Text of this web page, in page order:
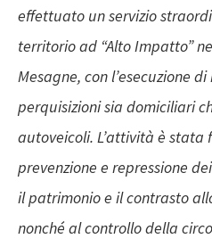
effettuato un servizio
territorio ad “Alto Impatto”
Mesagne, con l’esecuzione
perquisizioni sia domiciliari
autoveicoli. L’attività è stata
prevenzione e repressione
il patrimonio e il contrasto
nonché al controllo della